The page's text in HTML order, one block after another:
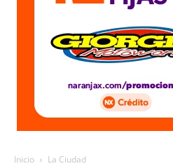
Inicio La Ciudad